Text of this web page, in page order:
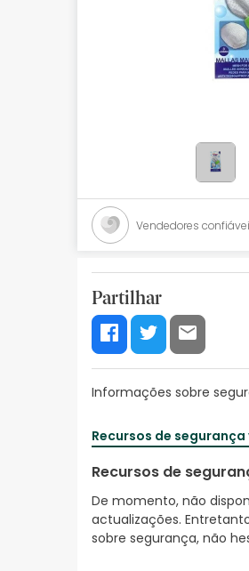
Promoções
Mais vendidos
Health points
Vendedores
Partilhar
Informações sobre
Recursos de segurança
Recursos de
De momento, não
actualizações.
sobre segurança, não